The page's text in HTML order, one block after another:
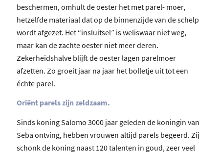
beschermen, omhult de oester het met parel- moer,
hetzelfde materiaal dat op de binnenzijde van de schelp
wordt afgezet. Het “insluitsel” is weliswaar niet weg,
maar kan de zachte oester niet meer deren.
Zekerheidshalve blijft de oester lagen parelmoer
afzetten. Zo groeit jaar na jaar het bolletje uit tot een
échte parel.
Oriënt parels zijn zeldzaam.
Sinds koning Salomo 3000 jaar geleden de koningin van
Seba ontving, hebben vrouwen altijd parels begeerd. Zij
schonk de koning naast 120 talenten in goud, zeer veel